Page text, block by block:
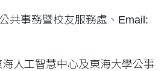
共事務暨校友服務處、Email:
人工智慧中心及東海大學公事